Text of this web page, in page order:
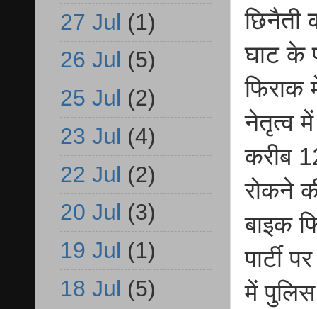
छिनैती
घाट के
फिराक
नेतृत्व
करीब
रोकने
बाइक
पार्टी
में
27 Jul (1)
26 Jul (5)
25 Jul (2)
23 Jul (4)
22 Jul (2)
20 Jul (3)
19 Jul (1)
18 Jul (5)